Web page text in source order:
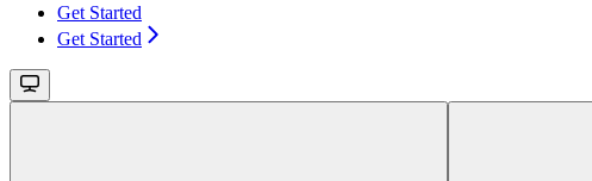
Get Started
Get Started